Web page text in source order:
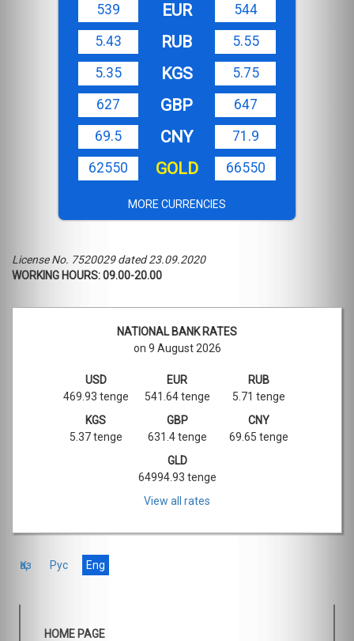
539
EUR
544
5.43
RUB
5.55
5.35
KGS
5.75
627
GBP
647
69.5
CNY
71.9
62550
GOLD 66550
MORE CURRENCIES
License No. 7520029 dated 23.09.2020
WORKING HOURS: 09.00-20.00
NATIONAL BANK RATES
on 9 August 2026
USD
469.93 tenge
EUR
541.64 tenge
RUB
5.71 tenge
KGS
5.37 tenge
GBP
631.4 tenge
CNY
69.65 tenge
GLD
64994.93 tenge
View all rates
Қаз Рус Eng
HOME PAGE